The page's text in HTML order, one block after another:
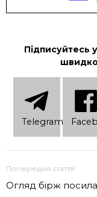
Підписуйтесь
швидко
Telеgram
Попередня стаття
Огляд бірж